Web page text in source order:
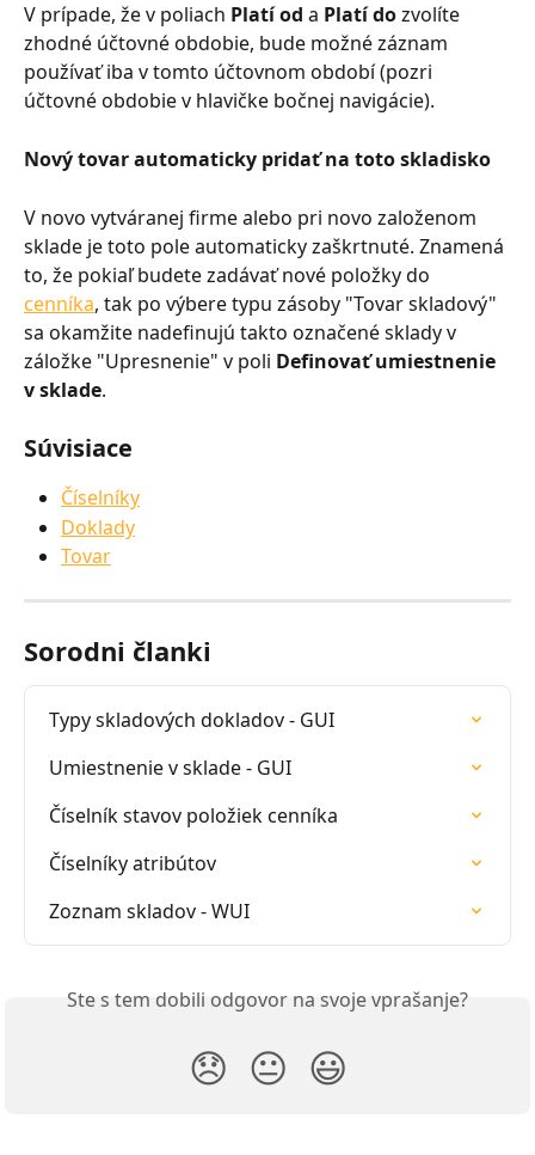
V prípade, že v poliach Platí od a Platí do zvolíte
zhodné účtovné obdobie, bude možné záznam
používať iba v tomto účtovnom období (pozri
účtovné obdobie v hlavičke bočnej navigácie).
Nový tovar automaticky pridať na toto skladisko
V novo vytváranej firme alebo pri novo založenom
sklade je toto pole automaticky zaškrtnuté. Znamená
to, že pokiaľ budete zadávať nové položky do
cenníka, tak po výbere typu zásoby "Tovar skladový"
sa okamžite nadefinujú takto označené sklady v
záložke "Upresnenie" v poli Definovať umiestnenie
v sklade.
Súvisiace
Číselníky
Doklady
Tovar
Sorodni članki
Typy skladových dokladov - GUI
Umiestnenie v sklade - GUI
Číselník stavov položiek cenníka
Číselníky atribútov
Zoznam skladov - WUI
Ste s tem dobili odgovor na svoje vprašanje?
😞 😐 😃